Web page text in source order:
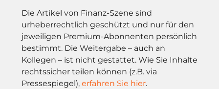
Die Artikel von Finanz-Szene sind
urheberrechtlich geschützt und nur für den
jeweiligen Premium-Abonnenten persönlich
bestimmt. Die Weitergabe – auch an
Kollegen – ist nicht gestattet. Wie Sie Inhalte
rechtssicher teilen können (z.B. via
Pressespiegel), erfahren Sie hier.